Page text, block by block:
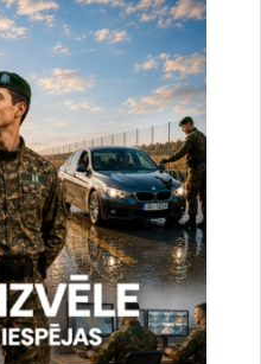
organizētas
taktiskās mācības
valsts robežas un